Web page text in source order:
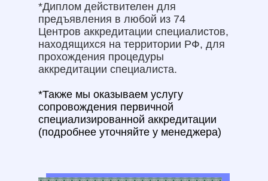
*Диплом действителен для
предъявления в любой из 74
Центров аккредитации специалистов,
находящихся на территории РФ, для
прохождения процедуры
аккредитации специалиста.
*Также мы оказываем услугу
сопровождения первичной
специализированной аккредитации
(подробнее уточняйте у менеджера)